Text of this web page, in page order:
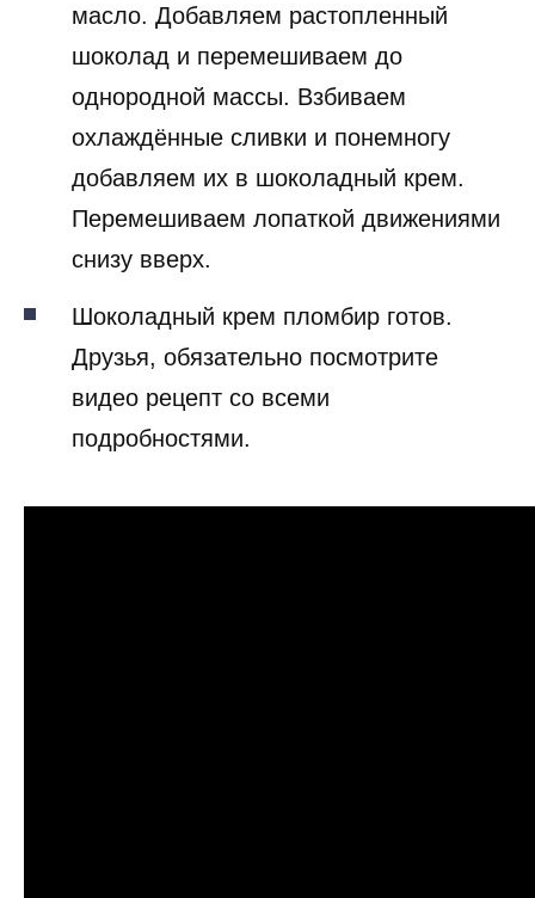
масло. Добавляем растопленный
шоколад и перемешиваем до
однородной массы. Взбиваем
охлаждённые сливки и понемногу
добавляем их в шоколадный крем.
Перемешиваем лопаткой движениями
снизу вверх.
Шоколадный крем пломбир готов.
Друзья, обязательно посмотрите
видео рецепт со всеми
подробностями.